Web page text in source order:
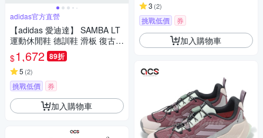
adidas官方直營
【adidas 愛迪達】 SAMBA LT
運動休閒鞋 德訓鞋 滑板 復古
女鞋 - Originals JH5705
$1,672 89折
5 (2)
挑戰低價 券
加入購物車
3 (2)
挑戰低價 券
加入購物車